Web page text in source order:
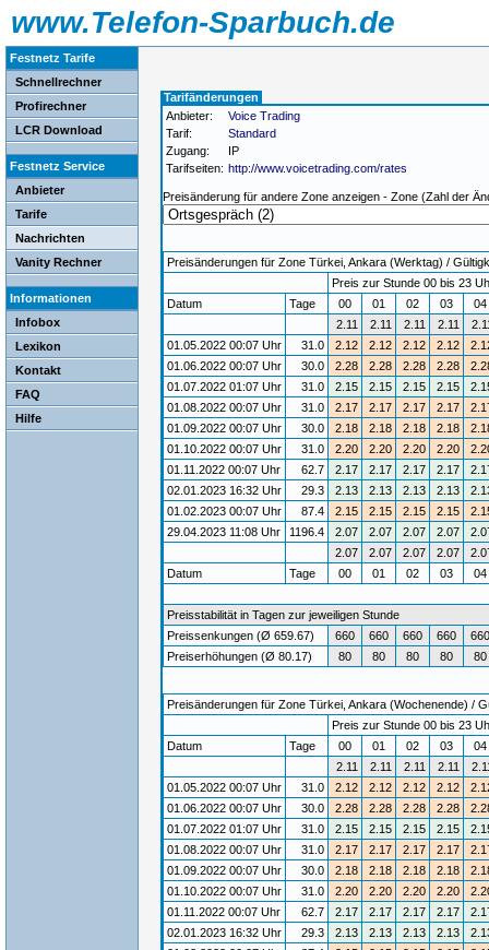
www.Telefon-Sparbuch.de
Festnetz Tarife
Schnellrechner
Profirechner
LCR Download
Festnetz Service
Anbieter
Tarife
Nachrichten
Vanity Rechner
Informationen
Infobox
Lexikon
Kontakt
FAQ
Hilfe
Tarifänderungen
Anbieter:
Voice Trading
Tarif:
Standard
Zugang:
IP
Tarifseiten: http://www.voicetrading.com/rates
Preisänderung für andere Zone anzeigen - Zone (Zahl der
Preisänderungen für Zone Türkei, Ankara (Werktag) /
Preis zur Stunde 00 bis 23
Datum
Tage 00 01 02 03
2.11
2.11 2.11 2.11
01.05.2022 00:07 Uhr
31.0 2.12 2.12 2.12 2.12
01.06.2022 00:07 Uhr
30.0 2.28 2.28 2.28 2.28
01.07.2022 01:07 Uhr
31.0 2.15 2.15 2.15 2.15
01.08.2022 00:07 Uhr
31.0 2.17 2.17 2.17 2.17
01.09.2022 00:07 Uhr
30.0 2.18 2.18 2.18 2.18
01.10.2022 00:07 Uhr
31.0 2.20 2.20 2.20 2.20
01.11.2022 00:07 Uhr
62.7 2.17 2.17 2.17 2.17
02.01.2023 16:32 Uhr
29.3 2.13 2.13 2.13 2.13
01.02.2023 00:07 Uhr
87.4 2.15 2.15 2.15 2.15
29.04.2023 11:08 Uhr
1196.4 2.07 2.07 2.07 2.07
2.07
2.07 2.07 2.07
Datum
Tage 00 01 02 03 04
Preisstabilität in Tagen zur jeweiligen Stunde
Preissenkungen (Ø 659.67)
660 660 660 660
660
Preiserhöhungen (Ø 80.17)
80 80 80 80 80
Preisänderungen für Zone Türkei, Ankara (Wochenende) /
Preis zur Stunde 00 bis 23
Datum
Tage 00 01 02 03
2.11
2.11 2.11 2.11
01.05.2022 00:07 Uhr
31.0 2.12 2.12 2.12 2.12
01.06.2022 00:07 Uhr
30.0 2.28 2.28 2.28 2.28
01.07.2022 01:07 Uhr
31.0 2.15 2.15 2.15 2.15
01.08.2022 00:07 Uhr
31.0 2.17 2.17 2.17 2.17
01.09.2022 00:07 Uhr
30.0 2.18 2.18 2.18 2.18
01.10.2022 00:07 Uhr
31.0 2.20 2.20 2.20 2.20
01.11.2022 00:07 Uhr
62.7 2.17 2.17 2.17 2.17
02.01.2023 16:32 Uhr
29.3 2.13 2.13 2.13 2.13